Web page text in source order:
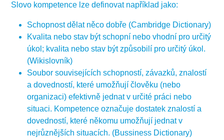
Slovo kompetence lze definovat například jako:
Schopnost dělat něco dobře (Cambridge Dictionary)
Kvalita nebo stav být schopní nebo vhodní pro určitý
úkol; kvalita nebo stav být způsobilí pro určitý úkol.
(Wikislovník)
Soubor souvisejících schopností, závazků, znalostí
a dovedností, které umožňují člověku (nebo
organizaci) efektivně jednat v určité práci nebo
situaci. Kompetence označuje dostatek znalostí a
dovedností, které někomu umožňují jednat v
nejrůznějších situacích. (Bussiness Dictionary)